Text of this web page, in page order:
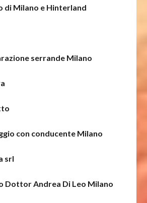
di Milano e Hinterland
serrande Milano
con conducente Milano
srl
Dottor Andrea Di Leo Milano